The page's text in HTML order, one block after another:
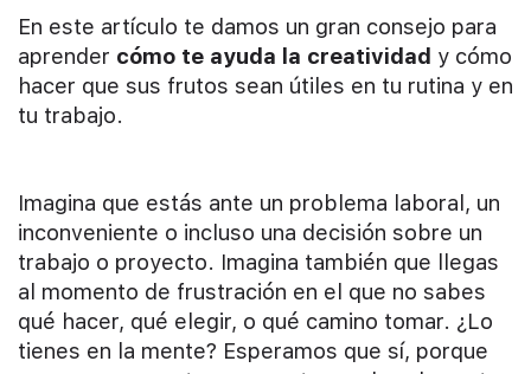
En este artículo te damos un gran consejo para
aprender cómo te ayuda la creatividad y cómo
hacer que sus frutos sean útiles en tu rutina y en
tu trabajo.
Imagina que estás ante un problema laboral, un
inconveniente o incluso una decisión sobre un
trabajo o proyecto. Imagina también que llegas
al momento de frustración en el que no sabes
qué hacer, qué elegir, o qué camino tomar. ¿Lo
tienes en la mente? Esperamos que sí, porque